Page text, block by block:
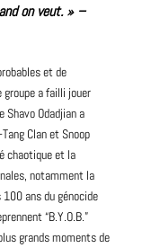
on veut. » –
et de
a failli jouer
Shavo Odadjian a
Clan et Snoop
chaotique et la
notamment la
ans du génocide
“B.Y.O.B.”
grands moments de